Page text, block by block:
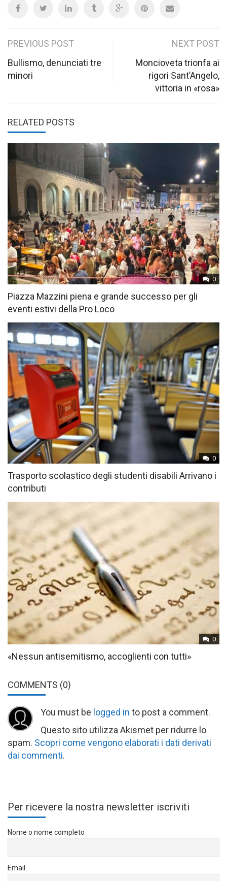
Post
navigation
PREVIOUS POST
Bullismo, denunciati tre
minori
NEXT POST
Moncioveta trionfa ai
rigori Sant’Angelo,
vittoria in «rosa»
RELATED POSTS
0
Piazza Mazzini piena e grande successo per gli
eventi estivi della Pro Loco
0
Trasporto scolastico degli studenti disabili Arrivano i
contributi
0
«Nessun antisemitismo, accoglienti con tutti»
COMMENTS (0)
You must be logged in to post a comment.
Questo sito utilizza Akismet per ridurre lo
spam. Scopri come vengono elaborati i dati derivati
dai commenti.
Per ricevere la nostra newsletter iscriviti
Nome o nome completo
Email